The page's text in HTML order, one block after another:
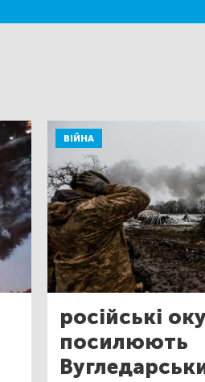
ВІЙНА
російські
посилюють